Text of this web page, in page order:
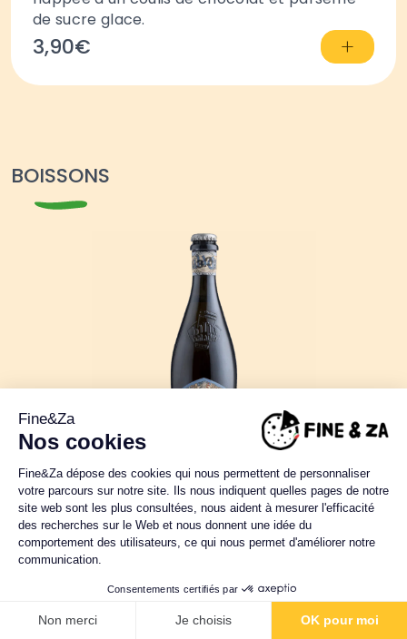
de sucre glace.
3,90€ +
BOISSONS
Bière Italienne artisanale
BALADIN « NAZIONALE » – 33
Cl
De couleur jaune intense, cette bière
présente un voile très délicat et une mousse